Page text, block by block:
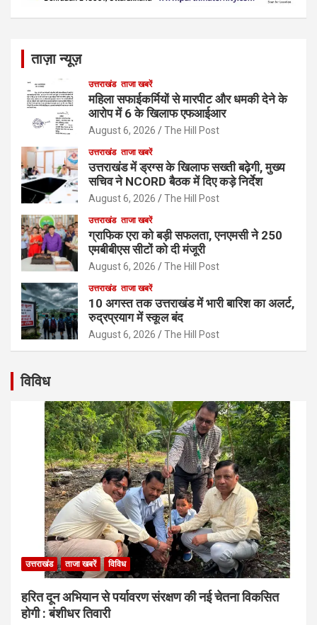
ताज़ा न्यूज़
उत्तराखंड ताजा खबरें
महिला सफाईकर्मियों से मारपीट और धमकी देने के
आरोप में 6 के खिलाफ एफआईआर
August 6, 2026 The Hill Post
उत्तराखंड ताजा खबरें
उत्तराखंड में ड्रग्स के खिलाफ सख्ती बढ़ेगी, मुख्य
सचिव ने NCORD बैठक में दिए कड़े निर्देश
August 6, 2026 The Hill Post
उत्तराखंड ताजा खबरें
ग्राफिक एरा को बड़ी सफलता, एनएमसी ने 250
एमबीबीएस सीटों को दी मंजूरी
August 6, 2026 The Hill Post
उत्तराखंड ताजा खबरें
10 अगस्त तक उत्तराखंड में भारी बारिश का अलर्ट,
रुद्रप्रयाग में स्कूल बंद
August 6, 2026 The Hill Post
विविध
उत्तराखंड ताजा खबरें विविध
हरित दून अभियान से पर्यावरण संरक्षण की नई चेतना विकसित
होगी : बंशीधर तिवारी